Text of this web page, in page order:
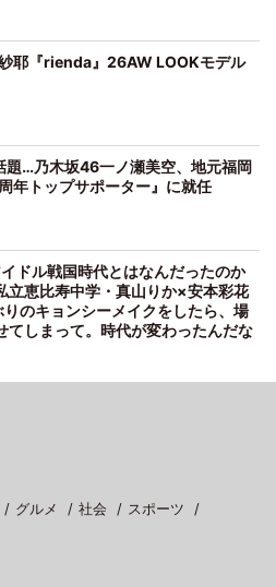
耶『rienda』26AW LOOKモデル
題…乃木坂46一ノ瀬美空、地元福岡
年トップサポーター』に就任
イドル戦国時代とはなんだったのか
立恵比寿中学・真山りか×安本彩花
りのキョンシーメイクをしたら、場
てしまって。時代が変わったんだな
グルメ 社会
スポーツ